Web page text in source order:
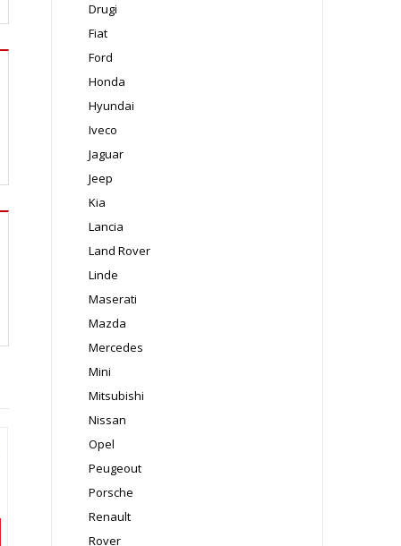
Drugi
Fiat
Ford
Honda
Hyundai
Iveco
Jaguar
Jeep
Kia
Lancia
Land Rover
Linde
Maserati
Mazda
Mercedes
Mini
Mitsubishi
Nissan
Opel
Peugeout
Porsche
Renault
Rover